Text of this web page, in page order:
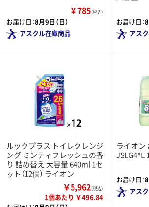
￥785（税込）
お届け日：8月9日（日）
アスクル在庫商品
お届け日：
アス
ルックプラス トイレクレンジ
ング ミンティフレッシュの香
り 詰め替え 大容量 640ml 1セ
ット（12個） ライオン
￥5,962（税込）
1個あたり ￥496.84
ライオン
JSLG4*L
お届け日：
アス